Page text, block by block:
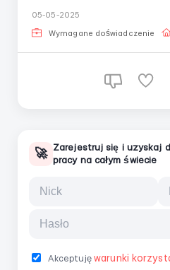
hoteli i zapraszamy Cię do
05-05-2025
Wymagane doświadczenie
🚀
Zarejestruj się i uzyskaj
pracy na całym świecie
Akceptujęwarunki